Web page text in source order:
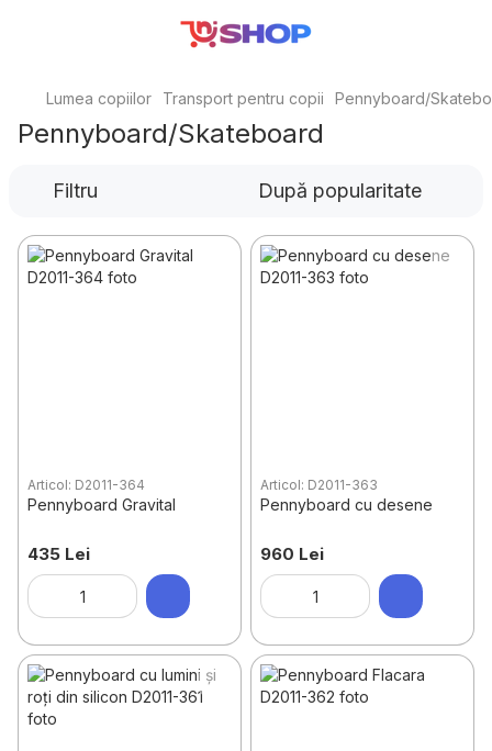
Lumea copiilor Transport pentru copii Pennyboard/
Pennyboard/Skateboard
Filtru După popularitate
Articol: D2011-364
Pennyboard Gravital
435 Lei
Articol: D2011-363
Pennyboard cu desene
960 Lei